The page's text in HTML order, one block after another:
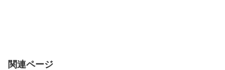
関連ページ